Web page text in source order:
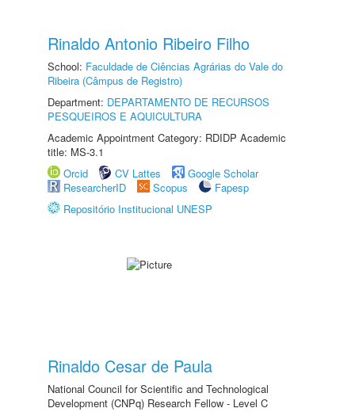
Rinaldo Antonio Ribeiro Filho
School: Faculdade de Ciências Agrárias do Vale do
Ribeira (Câmpus de Registro)
Department: DEPARTAMENTO DE RECURSOS
PESQUEIROS E AQUICULTURA
Academic Appointment Category: RDIDP Academic
title: MS-3.1
Orcid
CV Lattes
Google Scholar
ResearcherID
Scopus
Fapesp
Repositório Institucional UNESP
Rinaldo Cesar de Paula
National Council for Scientific and Technological
Development (CNPq) Research Fellow - Level C